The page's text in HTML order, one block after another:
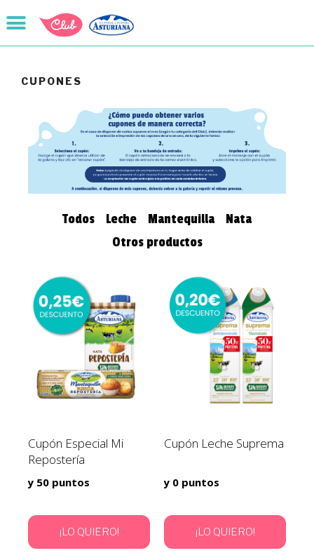
CUPONES
Todos Leche Mantequilla
Nata
Otros productos
Cupón Especial Mi
Repostería
y 50 puntos
¡LO QUIERO!
Cupón Leche Suprema
y 0 puntos
¡LO QUIERO!